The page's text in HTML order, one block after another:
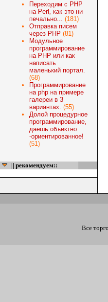
Переходим с PHP
на Perl, как это ни
печально... (181)
Отправка писем
через PHP (81)
Модульное
программирование
на PHP или как
написать
маленький портал.
(68)
Программирование
на php на примере
галереи в 3
вариантах. (55)
Долой процедурное
программирование,
даешь объектно
-ориентированное!
(51)
|| рекомендуем::
Все